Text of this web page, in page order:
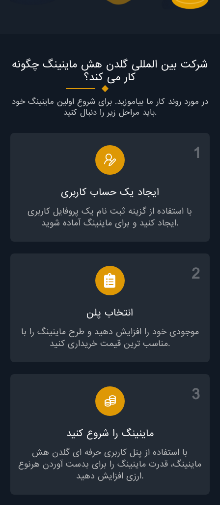
شرکت بین المللی گلدن هش ماینینگ چگونه
کار می کند؟
در مورد روند کار ما بیاموزید. برای شروع اولین ماینینگ خود
باید مراحل زیر را دنبال کنید.
1
ایجاد یک حساب کاربری
با استفاده از گزینه ثبت نام یک پروفایل کاربری
ایجاد کنید و برای ماینینگ آماده شوید.
2
انتخاب پلن
موجودی خود را افزایش دهید و طرح ماینینگ را با
مناسب ترین قیمت خریداری کنید.
3
ماینینگ را شروع کنید
با استفاده از پنل کاربری حرفه ای گلدن هش
ماینینگ، قدرت ماینینگ را برای بدست آوردن هرنوع
ارزی افزایش دهید.